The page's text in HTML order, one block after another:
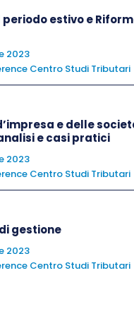
delle società
cooperative
delle società
o fondazioni
di cooperative:
estivo e
2023
Centro Studi Tributari
e delle
e casi pratici
2023
Centro Studi Tributari
gestione
2023
Centro Studi Tributari